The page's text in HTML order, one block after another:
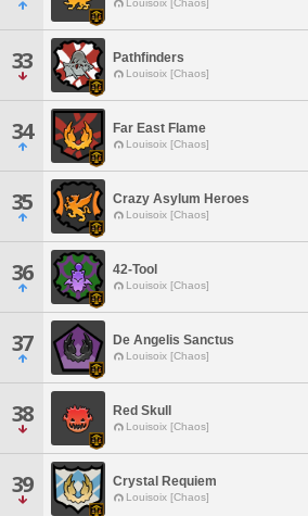
Louisoix [Chaos]
33 Pathfinders
Louisoix [Chaos]
34 Far East Flame
Louisoix [Chaos]
35 Crazy Asylum Heroes
Louisoix [Chaos]
36 42-Tool
Louisoix [Chaos]
37 De Angelis Sanctus
Louisoix [Chaos]
38 Red Skull
Louisoix [Chaos]
39 Crystal Requiem
Louisoix [Chaos]